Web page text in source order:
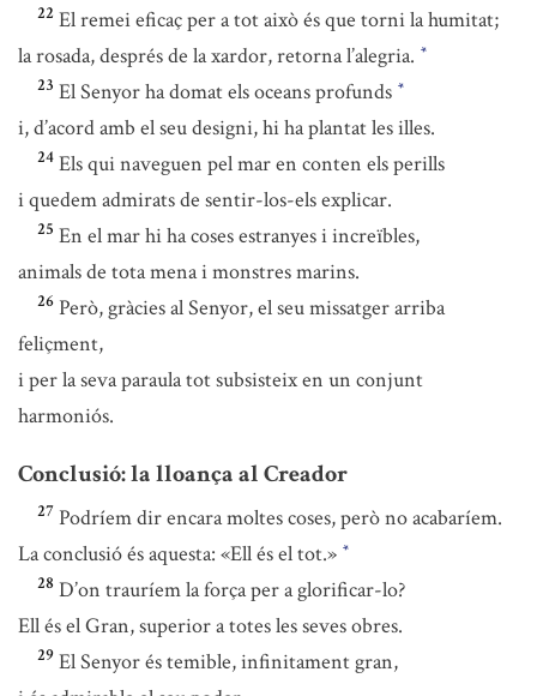
22 El remei eficaç per a tot això és que torni la humitat;
la rosada, després de la xardor, retorna l’alegria. *
23 El Senyor ha domat els oceans profunds *
i, d’acord amb el seu designi, hi ha plantat les illes.
24 Els qui naveguen pel mar en conten els perills
i quedem admirats de sentir-los-els explicar.
25 En el mar hi ha coses estranyes i increïbles,
animals de tota mena i monstres marins.
26 Però, gràcies al Senyor, el seu missatger arriba
feliçment,
i per la seva paraula tot subsisteix en un conjunt
harmoniós.
Conclusió: la lloança al Creador
27 Podríem dir encara moltes coses, però no acabaríem.
La conclusió és aquesta: «Ell és el tot.» *
28 D’on trauríem la força per a glorificar-lo?
Ell és el Gran, superior a totes les seves obres.
29 El Senyor és temible, infinitament gran,